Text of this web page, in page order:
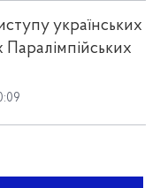
українських